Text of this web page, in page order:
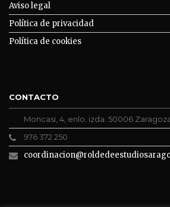
Aviso legal
Política de privacidad
Política de cookies
CONTACTO
Moncasi, 4, enlo. izda. 50006
976 372 250